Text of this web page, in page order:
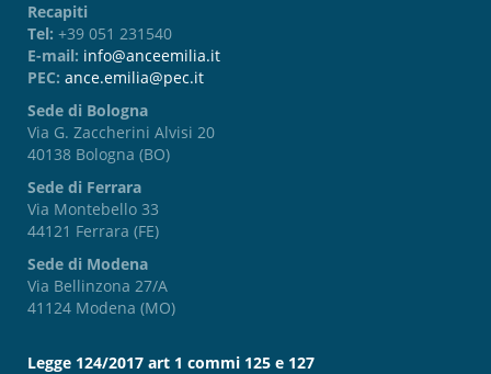
Recapiti
Tel: +39 051 231540
E-mail: info@anceemilia.it
PEC: ance.emilia@pec.it
Sede di Bologna
Via G. Zaccherini Alvisi 20
40138 Bologna (BO)
Sede di Ferrara
Via Montebello 33
44121 Ferrara (FE)
Sede di Modena
Via Bellinzona 27/A
41124 Modena (MO)
Legge 124/2017 art 1 commi 125 e 127